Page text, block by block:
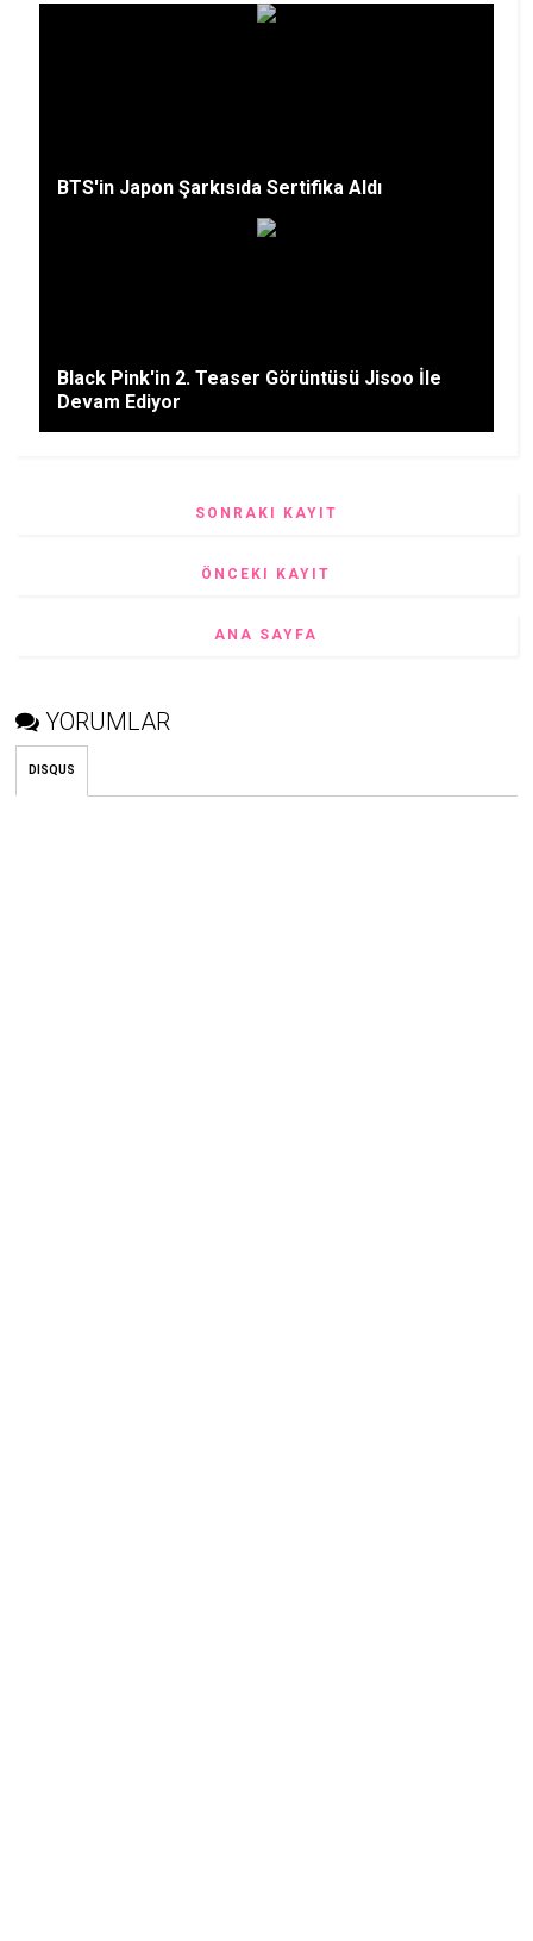
BTS'in Japon Şarkısıda Sertifika Aldı
Black Pink'in 2. Teaser Görüntüsü Jisoo İle
Devam Ediyor
SONRAKI KAYIT
ÖNCEKI KAYIT
ANA SAYFA
YORUMLAR
DISQUS